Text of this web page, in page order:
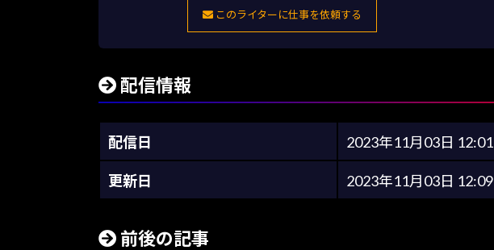
このライターに仕事を依頼する
配信情報
配信日 2023年11月03日 12:01
更新日 2023年11月03日 12:09
前後の記事